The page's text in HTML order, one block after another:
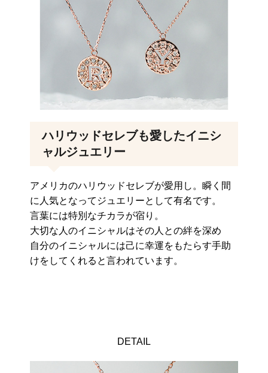
ハリウッドセレブも愛したイニシ
ャルジュエリー
アメリカのハリウッドセレブが愛用し。瞬く間
に人気となってジュエリーとして有名です。
言葉には特別なチカラが宿り。
大切な人のイニシャルはその人との絆を深め
自分のイニシャルには己に幸運をもたらす手助
けをしてくれると言われています。
DETAIL